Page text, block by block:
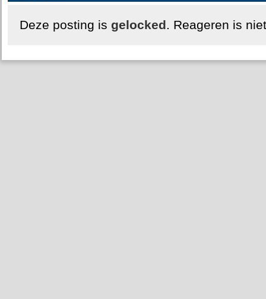
Deze posting is gelocked. Reageren is